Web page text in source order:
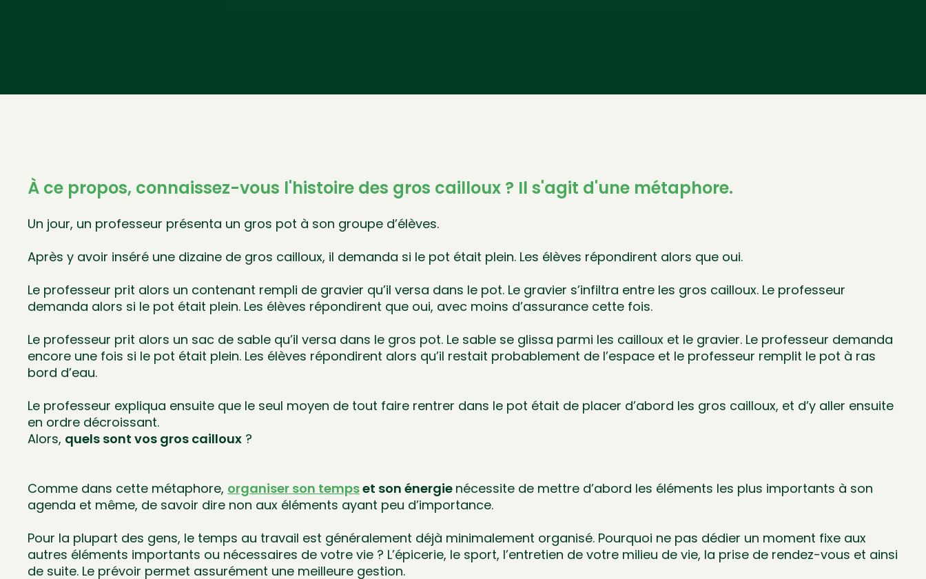
À ce propos, connaissez-vous l'histoire des gros cailloux ? Il s'agit d'une métaphore.
Un jour, un professeur présenta un gros pot à son groupe d’élèves.
Après y avoir inséré une dizaine de gros cailloux, il demanda si le pot était plein. Les élèves répondirent alors que oui.
Le professeur prit alors un contenant rempli de gravier qu’il versa dans le pot. Le gravier s’infiltra entre les gros cailloux. Le professeur
demanda alors si le pot était plein. Les élèves répondirent que oui, avec moins d’assurance cette fois.
Le professeur prit alors un sac de sable qu’il versa dans le gros pot. Le sable se glissa parmi les cailloux et le gravier. Le professeur demanda
encore une fois si le pot était plein. Les élèves répondirent alors qu’il restait probablement de l’espace et le professeur remplit le pot à ras
bord d’eau.
Le professeur expliqua ensuite que le seul moyen de tout faire rentrer dans le pot était de placer d’abord les gros cailloux, et d’y aller ensuite
en ordre décroissant.
Alors, quels sont vos gros cailloux ?
Comme dans cette métaphore, organiser son tempset son énergie nécessite de mettre d’abord les éléments les plus importants à son
agenda et même, de savoir dire non aux éléments ayant peu d’importance.
Pour la plupart des gens, le temps au travail est généralement déjà minimalement organisé. Pourquoi ne pas dédier un moment fixe aux
autres éléments importants ou nécessaires de votre vie ? L’épicerie, le sport, l’entretien de votre milieu de vie, la prise de rendez-vous et ainsi
de suite. Le prévoir permet assurément une meilleure gestion.